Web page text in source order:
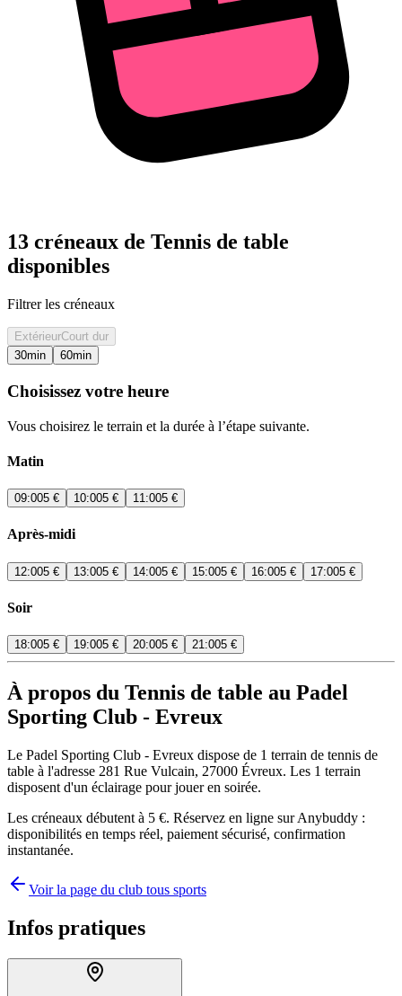
13 créneaux de Tennis de table
disponibles
Filtrer les créneaux
ExtérieurCourt dur
30min 60min
Choisissez votre heure
Vous choisirez le terrain et la durée à l’étape suivante.
Matin
09:005 € 10:005 € 11:005 €
Après-midi
12:005 € 13:005 € 14:005 € 15:005 € 16:005 € 17:005 €
Soir
18:005 € 19:005 € 20:005 € 21:005 €
À propos du Tennis de table au Padel
Sporting Club - Evreux
Le Padel Sporting Club - Evreux dispose de 1 terrain de tennis de
table à l'adresse 281 Rue Vulcain, 27000 Évreux. Les 1 terrain
disposent d'un éclairage pour jouer en soirée.
Les créneaux débutent à 5 €. Réservez en ligne sur Anybuddy :
disponibilités en temps réel, paiement sécurisé, confirmation
instantanée.
Voir la page du club tous sports
Infos pratiques